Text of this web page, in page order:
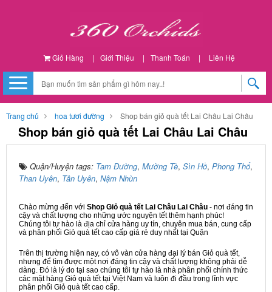
Giỏ Hàng | Giới Thiệu | Thanh Toán | Liên Hệ
Trang chủ hoa tươi đường Shop bán giỏ quà tết Lai Châu Lai Châu
Shop bán giỏ quà tết Lai Châu Lai Châu
Quận/Huyện tags: Tam Đường, Mường Tè, Sìn Hồ, Phong Thổ,
Than Uyên, Tân Uyên, Nậm Nhùn
Chào mừng đến với Shop Giỏ quà tết Lai Châu Lai Châu - nơi đáng tin
cậy và chất lượng cho những ước nguyện tết thêm hạnh phúc!
Chúng tôi tự hào là địa chỉ cửa hàng uy tín, chuyên mua bán, cung cấp
và phân phối Giỏ quà tết cao cấp giá rẻ duy nhất tại Quận
Trên thị trường hiện nay, có vô vàn cửa hàng đại lý bán Giỏ quà tết,
nhưng để tìm được một nơi đáng tin cậy và chất lượng không phải dễ
dàng. Đó là lý do tại sao chúng tôi tự hào là nhà phân phối chính thức
các mặt hàng Giỏ quà tết tại Việt Nam và luôn đi đầu trong lĩnh vực
phân phối Giỏ quà tết cao cấp.